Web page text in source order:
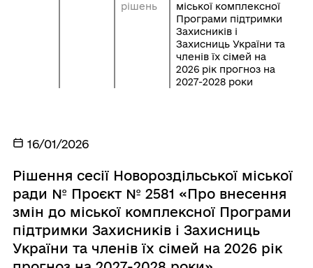
рішень
міської комплексної
Програми підтримки
Захисників і
Захисниць України та
членів їх сімей на
2026 рік прогноз на
2027-2028 роки
16/01/2026
Рішення сесії Новороздільської міської
ради № Проєкт № 2581 «Про внесення
змін до міської комплексної Програми
підтримки Захисників і Захисниць
України та членів їх сімей на 2026 рік